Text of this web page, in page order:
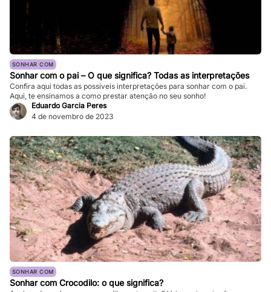
SONHAR COM
Sonhar com o pai – O que significa? Todas as interpretações
Confira aqui todas as possíveis interpretações para sonhar com o pai.
Aqui, te ensinamos a como prestar atenção no seu sonho!
Eduardo Garcia Peres
4 de novembro de 2023
SONHAR COM
Sonhar com Crocodilo: o que significa?